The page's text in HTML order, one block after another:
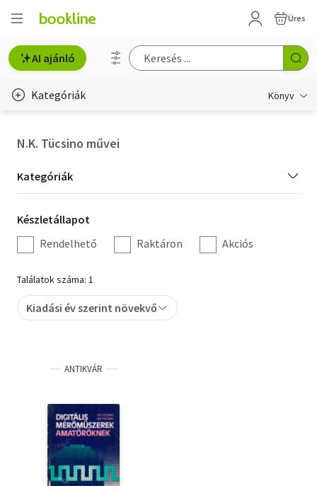
Üres
AI ajánló
Kategóriák Könyv
Hobbi, szabadidő
Irodalom
Művészet
Szakkönyv
Tankönyv, segédkönyv
Társadalomtudomány
Természettudomány
Történelem
N.K. Tücsino művei
Kategória
szűrés
Kategóriák
Készletállapot
szűrés
Készletállapot
Rendelhető
Raktáron Akciós
Találatok száma: 1
Kiadási év szerint növekvő
ANTIKVÁR